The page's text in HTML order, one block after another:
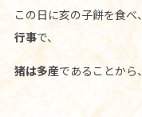
この日に亥の子餅を食べ、
行事で、
猪は多産であることから、